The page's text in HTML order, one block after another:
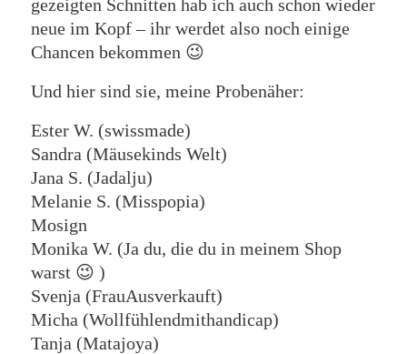
gezeigten Schnitten hab ich auch schon wieder
neue im Kopf – ihr werdet also noch einige
Chancen bekommen 😉
Und hier sind sie, meine Probenäher:
Ester W. (swissmade)
Sandra (Mäusekinds Welt)
Jana S. (Jadalju)
Melanie S. (Misspopia)
Mosign
Monika W. (Ja du, die du in meinem Shop
warst 😉 )
Svenja (FrauAusverkauft)
Micha (Wollfühlendmithandicap)
Tanja (Matajoya)